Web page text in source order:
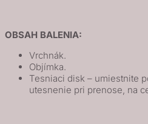
OBSAH BALENIA:
Vrchnák.
Objímka.
Tesniaci disk – umiestnite
utesnenie pri prenose, na